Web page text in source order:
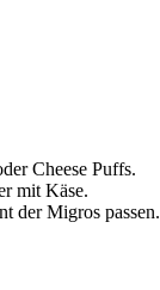
Cheese Puffs.
mit Käse.
der Migros passen.